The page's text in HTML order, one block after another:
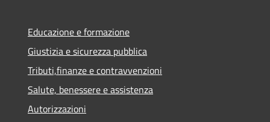
Educazione e formazione
Giustizia e sicurezza pubblica
Tributi,finanze e contravvenzioni
Salute, benessere e assistenza
Autorizzazioni